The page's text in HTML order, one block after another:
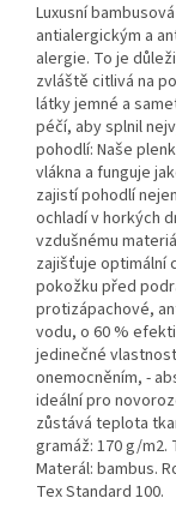
Luxusní
antialergickým a
alergie. To je
zvláště citlivá na
látky jemné a
péčí, aby splnil
pohodlí: Naše
vlákna a funguje
zajistí pohodlí
ochladí v horkých
vzdušnému
zajišťuje optimální
pokožku před
protizápachové,
vodu, o 60 %
jedinečné
onemocněním, -
ideální pro
zůstává teplota
gramáž: 170 g/m2.
Materál: bambus.
Tex Standard 100.